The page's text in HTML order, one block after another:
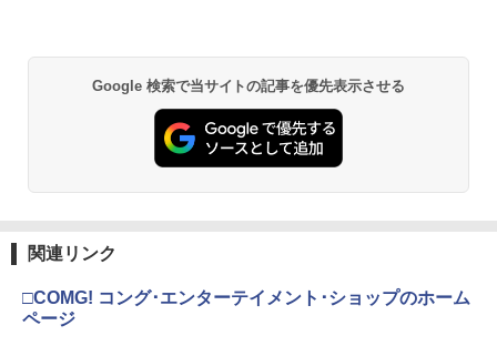
Google 検索で当サイトの記事を優先表示させる
関連リンク
□COMG! コング･エンターテイメント･ショップのホーム
ページ